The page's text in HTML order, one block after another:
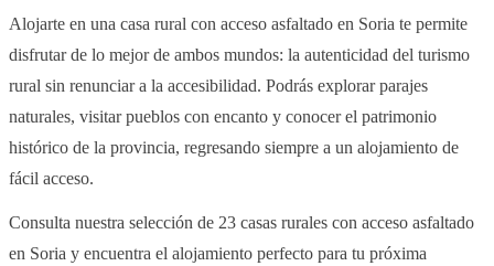
Alojarte en una casa rural con acceso asfaltado en Soria te permite
disfrutar de lo mejor de ambos mundos: la autenticidad del turismo
rural sin renunciar a la accesibilidad. Podrás explorar parajes
naturales, visitar pueblos con encanto y conocer el patrimonio
histórico de la provincia, regresando siempre a un alojamiento de
fácil acceso.
Consulta nuestra selección de 23 casas rurales con acceso asfaltado
en Soria y encuentra el alojamiento perfecto para tu próxima